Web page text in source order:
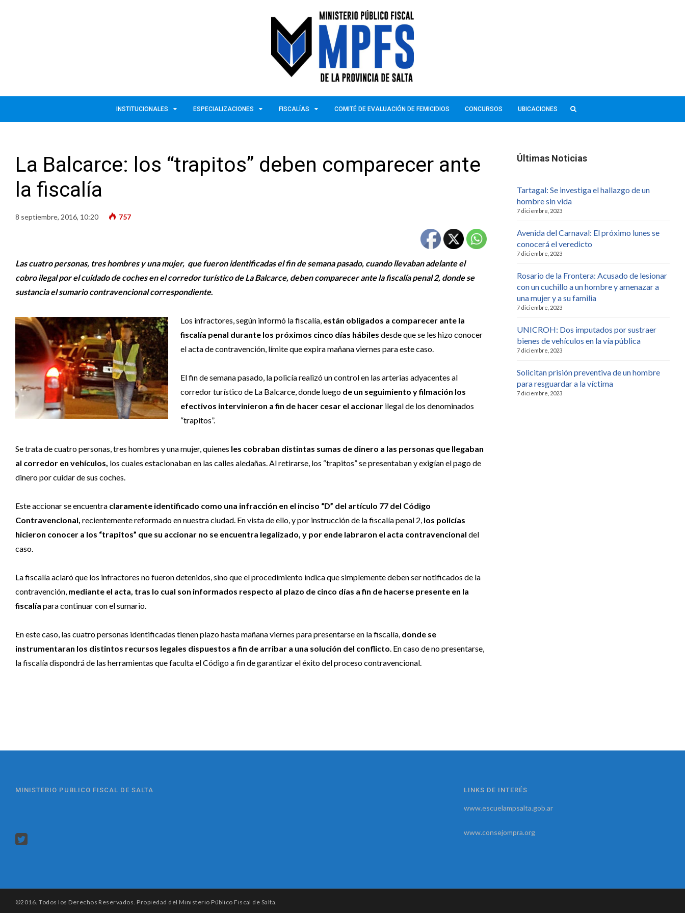
INSTITUCIONALES ESPECIALIZACIONES FISCALÍAS COMITÉ DE EVALUACIÓN DE FEMICIDIOS CONCURSOS UBICACIONES
La Balcarce: los “trapitos” deben comparecer ante
la fiscalía
8 septiembre, 2016, 10:20 757
Las cuatro personas, tres hombres y una mujer, que fueron identificadas el fin de semana pasado, cuando llevaban adelante el
cobro ilegal por el cuidado de coches en el corredor turístico de La Balcarce, deben comparecer ante la fiscalía penal 2, donde se
sustancia el sumario contravencional correspondiente.
Los infractores, según informó la fiscalía, están obligados a comparecer ante la
fiscalía penal durante los próximos cinco días hábiles desde que se les hizo conocer
el acta de contravención, límite que expira mañana viernes para este caso.
El fin de semana pasado, la policía realizó un control en las arterias adyacentes al
corredor turístico de La Balcarce, donde luego de un seguimiento y filmación los
efectivos intervinieron a fin de hacer cesar el accionar ilegal de los denominados
“trapitos”.
Se trata de cuatro personas, tres hombres y una mujer, quienes les cobraban distintas sumas de dinero a las personas que llegaban
al corredor en vehículos, los cuales estacionaban en las calles aledañas. Al retirarse, los “trapitos” se presentaban y exigían el pago de
dinero por cuidar de sus coches.
Este accionar se encuentra claramente identificado como una infracción en el inciso “D” del artículo 77 del Código
Contravencional, recientemente reformado en nuestra ciudad. En vista de ello, y por instrucción de la fiscalía penal 2, los policías
hicieron conocer a los “trapitos” que su accionar no se encuentra legalizado, y por ende labraron el acta contravencional del
caso.
La fiscalía aclaró que los infractores no fueron detenidos, sino que el procedimiento indica que simplemente deben ser notificados de la
contravención, mediante el acta, tras lo cual son informados respecto al plazo de cinco días a fin de hacerse presente en la
fiscalía para continuar con el sumario.
En este caso, las cuatro personas identificadas tienen plazo hasta mañana viernes para presentarse en la fiscalía, donde se
instrumentaran los distintos recursos legales dispuestos a fin de arribar a una solución del conflicto . En caso de no presentarse,
la fiscalía dispondrá de las herramientas que faculta el Código a fin de garantizar el éxito del proceso contravencional.
Últimas Noticias
Tartagal: Se investiga el hallazgo de un
hombre sin vida
7 diciembre, 2023
Avenida del Carnaval: El próximo lunes se
conocerá el veredicto
7 diciembre, 2023
Rosario de la Frontera: Acusado de lesionar
con un cuchillo a un hombre y amenazar a
una mujer y a su familia
7 diciembre, 2023
UNICROH: Dos imputados por sustraer
bienes de vehículos en la vía pública
7 diciembre, 2023
Solicitan prisión preventiva de un hombre
para resguardar a la víctima
7 diciembre, 2023
MINISTERIO PUBLICO FISCAL DE SALTA LINKS DE INTERÉS
www.escuelampsalta.gob.ar
www.consejompra.org
©2016. Todos los Derechos Reservados. Propiedad del Ministerio Público Fiscal de Salta.